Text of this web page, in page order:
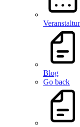
Blog
Go back